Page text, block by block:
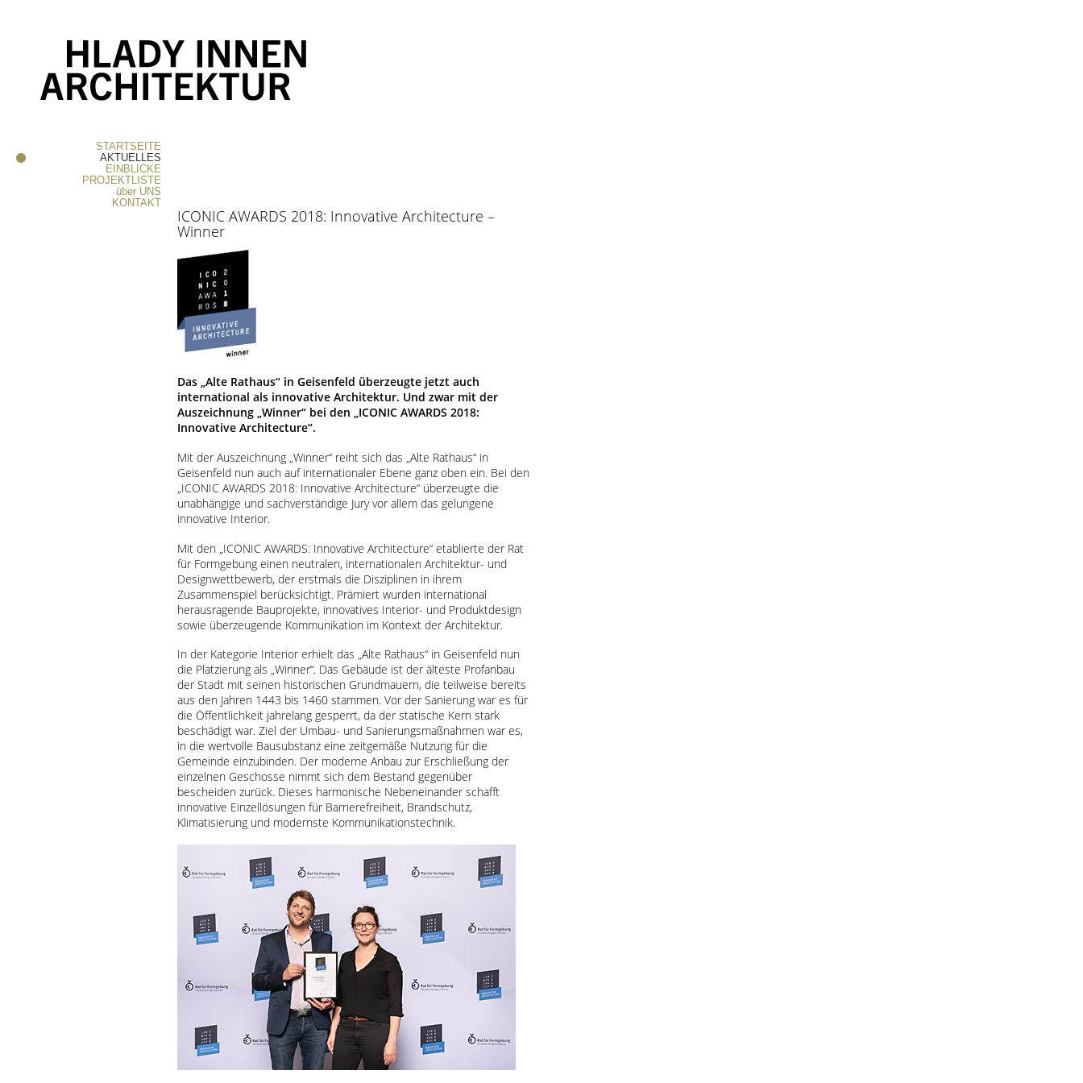
STARTSEITE
AKTUELLES
EINBLICKE
PROJEKTLISTE
über UNS
KONTAKT
ICONIC AWARDS 2018: Innovative Architecture –
Winner
Das „Alte Rathaus“ in Geisenfeld überzeugte jetzt auch
international als innovative Architektur. Und zwar mit der
Auszeichnung „Winner“ bei den „ICONIC AWARDS 2018:
Innovative Architecture“.
Mit der Auszeichnung „Winner“ reiht sich das „Alte Rathaus“ in
Geisenfeld nun auch auf internationaler Ebene ganz oben ein. Bei den
„ICONIC AWARDS 2018: Innovative Architecture“ überzeugte die
unabhängige und sachverständige Jury vor allem das gelungene
innovative Interior.
Mit den „ICONIC AWARDS: Innovative Architecture“ etablierte der Rat
für Formgebung einen neutralen, internationalen Architektur- und
Designwettbewerb, der erstmals die Disziplinen in ihrem
Zusammenspiel berücksichtigt. Prämiert wurden international
herausragende Bauprojekte, innovatives Interior- und Produktdesign
sowie überzeugende Kommunikation im Kontext der Architektur.
In der Kategorie Interior erhielt das „Alte Rathaus“ in Geisenfeld nun
die Platzierung als „Winner“. Das Gebäude ist der älteste Profanbau
der Stadt mit seinen historischen Grundmauern, die teilweise bereits
aus den Jahren 1443 bis 1460 stammen. Vor der Sanierung war es für
die Öffentlichkeit jahrelang gesperrt, da der statische Kern stark
beschädigt war. Ziel der Umbau- und Sanierungsmaßnahmen war es,
in die wertvolle Bausubstanz eine zeitgemäße Nutzung für die
Gemeinde einzubinden. Der moderne Anbau zur Erschließung der
einzelnen Geschosse nimmt sich dem Bestand gegenüber
bescheiden zurück. Dieses harmonische Nebeneinander schafft
innovative Einzellösungen für Barrierefreiheit, Brandschutz,
Klimatisierung und modernste Kommunikationstechnik.